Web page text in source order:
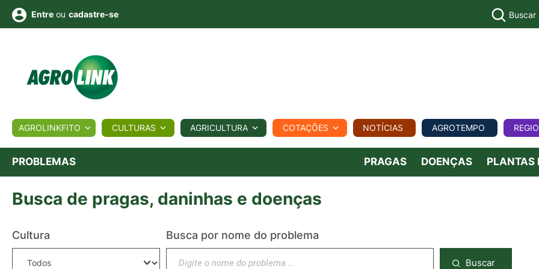
BIOLÓGICOS COTAÇÕES NOTÍCIAS AGROTEMPO REGIONAL COMERCIAL AGROVIAGENS
Conversor Colunistas Eventos
Fotos
e
Entre ou cadastre-se Buscar
AGROLINKFITO CULTURAS AGRICULTURA COTAÇÕES NOTÍCIAS AGROTEMPO
PROBLEMAS PRAGAS DOENÇAS PLANTAS
Busca de pragas, daninhas e doenças
Cultura Busca por nome do problema
Digite sua busca
Buscar